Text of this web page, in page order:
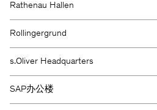
Rathenau Hallen
Rollingergrund
s.Oliver Headquarters
SAP办公楼